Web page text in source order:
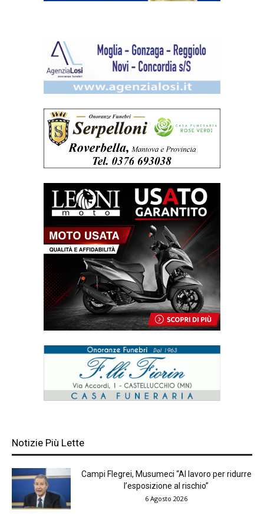
Notizie Più Lette
Campi Flegrei, Musumeci “Al lavoro per ridurre
l’esposizione al rischio”
6 Agosto 2026